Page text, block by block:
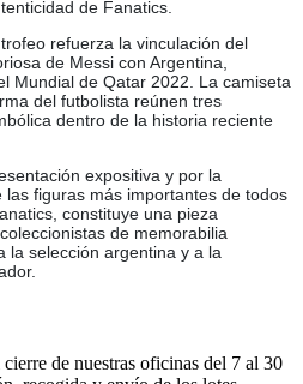
de Fanatics.
refuerza la vinculación del
de Messi con Argentina,
Mundial de Qatar 2022. La camiseta
del futbolista reúnen tres
dentro de la historia reciente
expositiva y por la
figuras más importantes de todos
constituye una pieza
de memorabilia
la selección argentina y a la
de nuestras oficinas del 7 al 30